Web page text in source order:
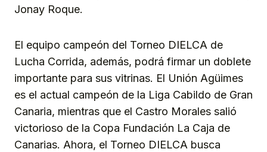
Jonay Roque.
El equipo campeón del Torneo DIELCA de
Lucha Corrida, además, podrá firmar un doblete
importante para sus vitrinas. El Unión Agüimes
es el actual campeón de la Liga Cabildo de Gran
Canaria, mientras que el Castro Morales salió
victorioso de la Copa Fundación La Caja de
Canarias. Ahora, el Torneo DIELCA busca